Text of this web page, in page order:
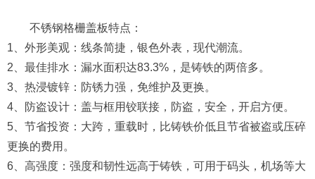
不锈钢格栅盖板特点：
1、外形美观：线条简捷，银色外表，现代潮流。
2、最佳排水：漏水面积达83.3%，是铸铁的两倍多。
3、热浸镀锌：防锈力强，免维护及更换。
4、防盗设计：盖与框用铰联接，防盗，安全，开启方便。
5、节省投资：大跨，重载时，比铸铁价低且节省被盗或压碎
更换的费用。
6、高强度：强度和韧性远高于铸铁，可用于码头，机场等大